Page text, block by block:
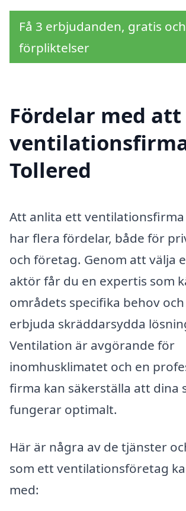
Få 3 erbjudanden, gratis
förpliktelser
Fördelar med
Tollered
Att anlita ett ventilationsfirma
har flera fördelar, både för
och företag. Genom att välja
aktör får du en expertis som
områdets specifika behov
erbjuda skräddarsydda
Ventilation är avgörande för
inomhusklimatet och en
firma kan säkerställa att dina
fungerar optimalt.
Här är några av de tjänster
som ett ventilationsföretag
med: